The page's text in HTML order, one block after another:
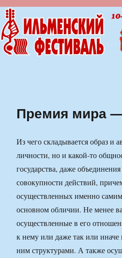
Ильменский
Премия мира
Из чего складывается образ и
личности, но и какой-то
государства, даже
совокупности действий,
осуществленных именно
основном обличии. Не менее
осуществленные в его
к нему или даже так или
ним структурами. А также